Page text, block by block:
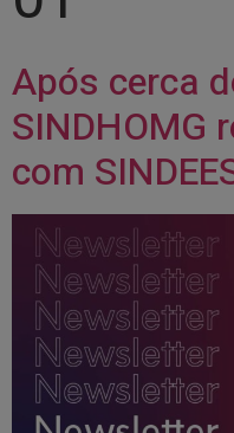
Após cerca
SINDHOMG
com